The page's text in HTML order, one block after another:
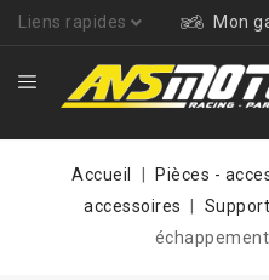
Liens rapides Mon
Accueil Pièces -
accessoires